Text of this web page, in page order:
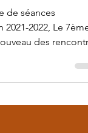
de séances
2022, Le 7ème
des